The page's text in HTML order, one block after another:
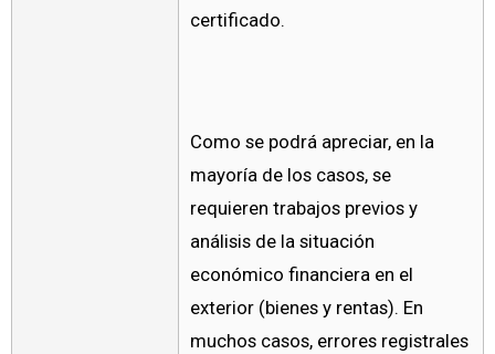
certificado.
Como se podrá apreciar, en la
mayoría de los casos, se
requieren trabajos previos y
análisis de la situación
económico financiera en el
exterior (bienes y rentas). En
muchos casos, errores registrales